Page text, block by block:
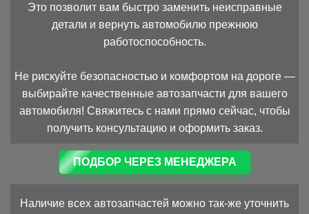
Это позволит вам быстро заменить неисправные
детали и вернуть автомобилю прежнюю
работоспособность.
Не рискуйте безопасностью и комфортом на дороге —
выбирайте качественные автозапчасти для вашего
автомобиля! Свяжитесь с нами прямо сейчас, чтобы
получить консультацию и оформить заказ.
ПОДБОР ЧЕРЕЗ МЕНЕДЖЕРА
Наличие всех автозапчастей можно так-же уточнить